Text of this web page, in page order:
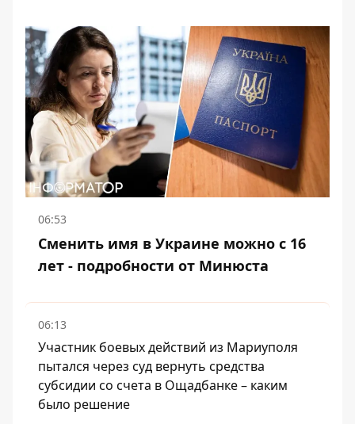
06:53
Сменить имя в Украине можно с 16
лет - подробности от Минюста
06:13
Участник боевых действий из Мариуполя
пытался через суд вернуть средства
субсидии со счета в Ощадбанке – каким
было решение